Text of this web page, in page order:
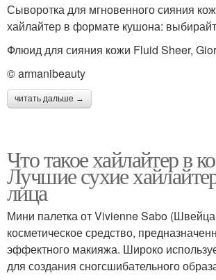
Сыворотка для мгновенного сияния
хайлайтер в формате кушона:
Флюид для сияния кожи Fluid Sheer,
© armanibeauty
читать дальше →
Что такое хайлайтер в
Лучшие сухие
лица
Мини палетка от Vivienne Sabo
косметическое средство,
эффектного макияжа. Широко
для создания сногсшибательного